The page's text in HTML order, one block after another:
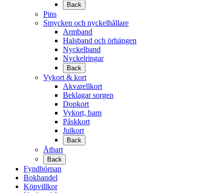
Back
Pins
Smycken och nyckelhållare
Armband
Halsband och örhängen
Nyckelband
Nyckelringar
Back
Vykort & kort
Akvarellkort
Beklagar sorgen
Dopkort
Vykort, barn
Påskkort
Julkort
Back
Ätbart
Back
Fyndhörnan
Bokhandel
Köpvillkor